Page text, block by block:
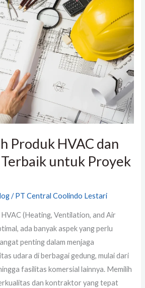
Produk HVAC dan
untuk Proyek
/PT Central Coolindo Lestari
(Heating, Ventilation, and Air
ada banyak aspek yang perlu
penting dalam menjaga
udara di berbagai gedung, mulai dari
fasilitas komersial lainnya. Memilih
dan kontraktor yang tepat